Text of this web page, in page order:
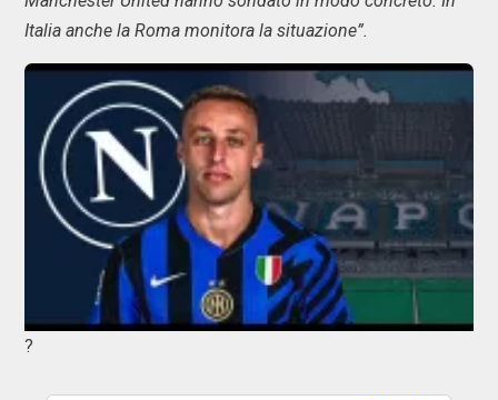
Italia anche la Roma monitora la situazione”.
?